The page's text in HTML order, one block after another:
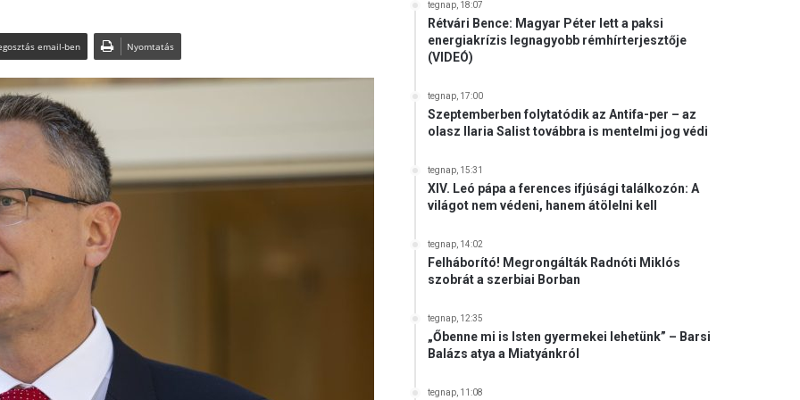
email-ben Nyomtatás
tegnap, 18:07
Rétvári Bence: Magyar Péter lett a paksi
energiakrízis legnagyobb rémhírterjesztője
(VIDEÓ)
tegnap, 17:00
Szeptemberben folytatódik az Antifa-per – az
olasz Ilaria Salist továbbra is mentelmi jog védi
tegnap, 15:31
XIV. Leó pápa a ferences ifjúsági találkozón: A
világot nem védeni, hanem átölelni kell
tegnap, 14:02
Felháborító! Megrongálták Radnóti Miklós
szobrát a szerbiai Borban
tegnap, 12:35
„Őbenne mi is Isten gyermekei lehetünk” – Barsi
Balázs atya a Miatyánkról
tegnap, 11:08